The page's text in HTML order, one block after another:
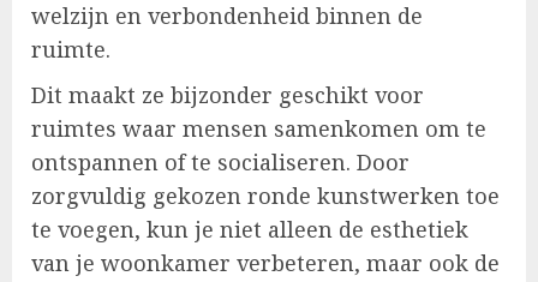
welzijn en verbondenheid binnen de
ruimte.
Dit maakt ze bijzonder geschikt voor
ruimtes waar mensen samenkomen om te
ontspannen of te socialiseren. Door
zorgvuldig gekozen ronde kunstwerken toe
te voegen, kun je niet alleen de esthetiek
van je woonkamer verbeteren, maar ook de